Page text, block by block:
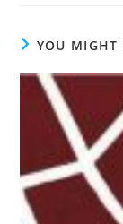
YOU MIGHT